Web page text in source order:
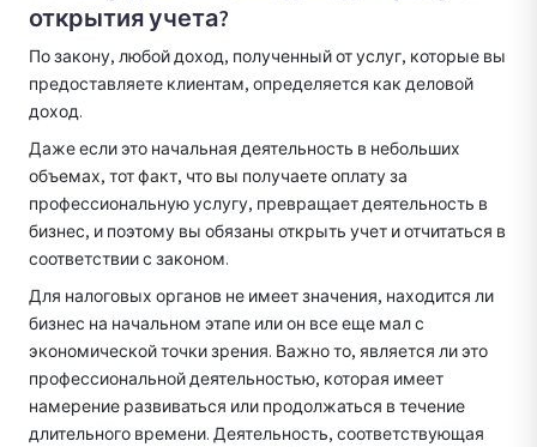
открытия учета?
По закону, любой доход, полученный от услуг, которые вы
предоставляете клиентам, определяется как деловой
доход.
Даже если это начальная деятельность в небольших
объемах, тот факт, что вы получаете оплату за
профессиональную услугу, превращает деятельность в
бизнес, и поэтому вы обязаны открыть учет и отчитаться в
соответствии с законом.
Для налоговых органов не имеет значения, находится ли
бизнес на начальном этапе или он все еще мал с
экономической точки зрения. Важно то, является ли это
профессиональной деятельностью, которая имеет
намерение развиваться или продолжаться в течение
длительного времени. Деятельность, соответствующая